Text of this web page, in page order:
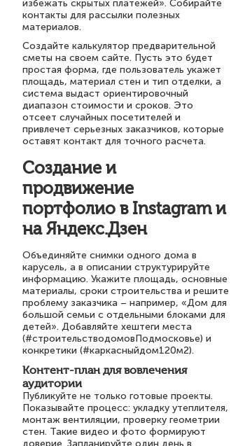
избежать скрытых платежей». Собирайте
контакты для рассылки полезных
материалов.
Создайте калькулятор предварительной
сметы на своем сайте. Пусть это будет
простая форма, где пользователь укажет
площадь, материал стен и тип отделки, а
система выдаст ориентировочный
диапазон стоимости и сроков. Это
отсеет случайных посетителей и
привлечет серьезных заказчиков, которые
оставят контакт для точного расчета.
Создание и
продвижение
портфолио в Instagram и
на Яндекс.Дзен
Объединяйте снимки одного дома в
карусель, а в описании структурируйте
информацию. Укажите площадь, основные
материалы, сроки строительства и решите
проблему заказчика – например, «Дом для
большой семьи с отдельными блоками для
детей». Добавляйте хештеги места
(#строительстводомовПодмосковье) и
конкретики (#каркасныйдом120м2).
Контент-план для вовлечения
аудитории
Публикуйте не только готовые проекты.
Показывайте процесс: укладку утеплителя,
монтаж вентиляции, проверку геометрии
стен. Такие видео и фото формируют
доверие. Запланируйте один день в